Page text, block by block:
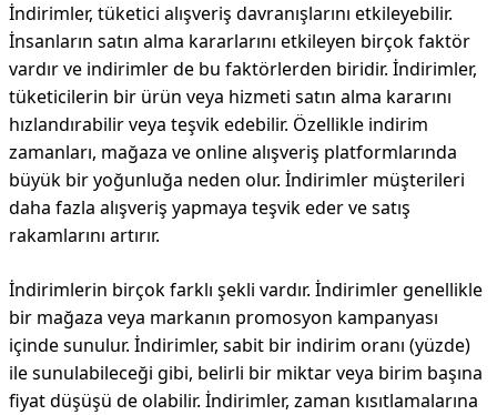
İndirimler, tüketici alışveriş davranışlarını etkileyebilir.
İnsanların satın alma kararlarını etkileyen birçok faktör
vardır ve indirimler de bu faktörlerden biridir. İndirimler,
tüketicilerin bir ürün veya hizmeti satın alma kararını
hızlandırabilir veya teşvik edebilir. Özellikle indirim
zamanları, mağaza ve online alışveriş platformlarında
büyük bir yoğunluğa neden olur. İndirimler müşterileri
daha fazla alışveriş yapmaya teşvik eder ve satış
rakamlarını artırır.
İndirimlerin birçok farklı şekli vardır. İndirimler genellikle
bir mağaza veya markanın promosyon kampanyası
içinde sunulur. İndirimler, sabit bir indirim oranı (yüzde)
ile sunulabileceği gibi, belirli bir miktar veya birim başına
fiyat düşüşü de olabilir. İndirimler, zaman kısıtlamalarına